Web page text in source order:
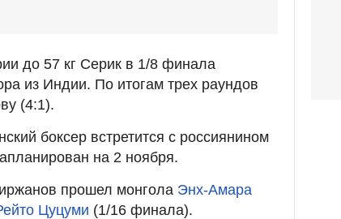
до 57 кг Серик в 1/8 финала
из Индии. По итогам трех раундов
(4:1).
боксер встретится с россиянином
на 2 ноября.
прошел монгола Энх-Амара
Цуцуми (1/16 финала).